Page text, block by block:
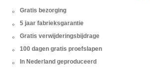
Gratis bezorging
5 jaar fabrieksgarantie
Gratis verwijderingsbijdrage
100 dagen gratis proefslapen
In Nederland geproduceerd